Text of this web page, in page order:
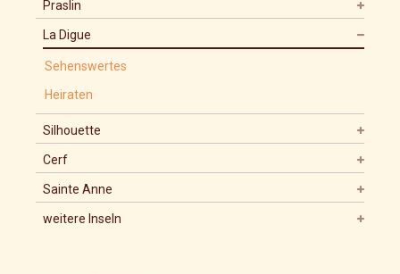
Praslin
La Digue
Sehenswertes
Heiraten
Silhouette
Cerf
Sainte Anne
weitere Inseln